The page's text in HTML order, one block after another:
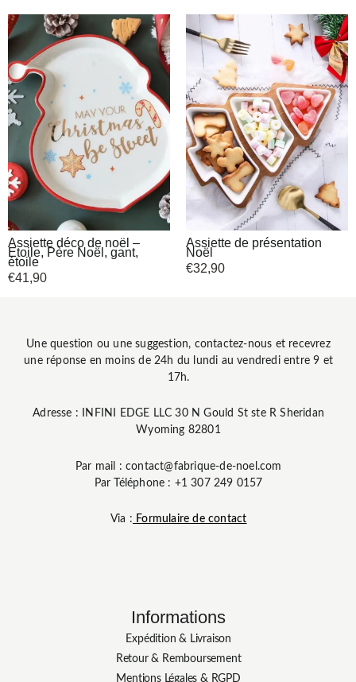
Assiette déco de noël –
Etoile, Père Noël, gant,
étoile
€41,90
Assiette de présentation
Noël
€32,90
Une question ou une suggestion, contactez-nous et recevrez
une réponse en moins de 24h du lundi au vendredi entre 9 et
17h.
Adresse : INFINI EDGE LLC 30 N Gould St ste R Sheridan
Wyoming 82801
Par mail : contact@fabrique-de-noel.com
Par Téléphone : +1 307 249 0157
Via : Formulaire de contact
Informations
Expédition & Livraison
Retour & Remboursement
Mentions Légales & RGPD